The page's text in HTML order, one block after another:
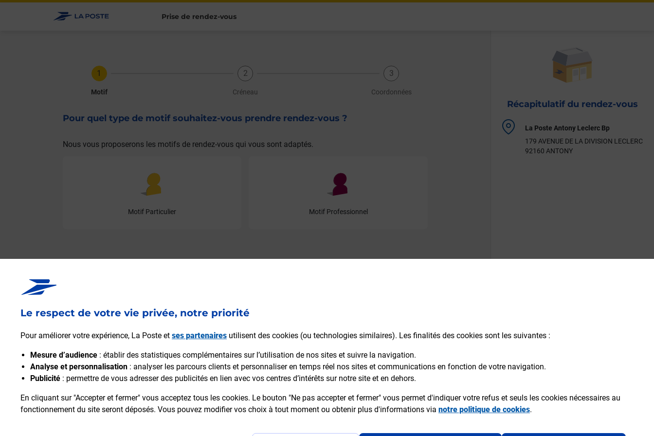
Le respect de votre vie privée, notre priorité
Pour améliorer votre expérience, La Poste et ses partenaires utilisent des cookies (ou technologies similaires). Les finalités des cookies sont les suivantes :
Mesure d’audience : établir des statistiques complémentaires sur l’utilisation de nos sites et suivre la navigation.
Analyse et personnalisation : analyser les parcours clients et personnaliser en temps réel nos sites et communications en fonction de votre navigation.
Publicité : permettre de vous adresser des publicités en lien avec vos centres d’intérêts sur notre site et en dehors.
En cliquant sur "Accepter et fermer" vous acceptez tous les cookies. Le bouton "Ne pas accepter et fermer" vous permet d'indiquer votre refus et seuls les cookies nécessaires au
fonctionnement du site seront déposés. Vous pouvez modifier vos choix à tout moment ou obtenir plus d'informations via notre politique de cookies.
Prise de rendez-vous
Motif Créneau Coordonnées
Pour quel type de motif souhaitez-vous prendre rendez-vous ?
Nous vous proposerons les motifs de rendez-vous qui vous sont adaptés.
Motif Particulier Motif Professionnel
Récapitulatif du rendez-vous
Localisation
de
La Poste Antony Leclerc Bp
179 AVENUE DE LA DIVISION LECLERC
92160 ANTONY